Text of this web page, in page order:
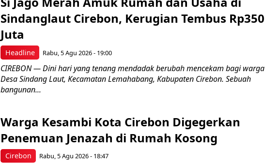
Headline
Sindanglaut Cirebon, Kerugian Tembus Rp350
Juta
Rabu, 5 Agu 2026 - 19:00
CIREBON — Dini hari yang tenang mendadak berubah mencekam bagi warga
Desa Sindang Laut, Kecamatan Lemahabang, Kabupaten Cirebon. Sebuah
bangunan...
Cirebon
Warga Kesambi Kota Cirebon Digegerkan
Penemuan Jenazah di Rumah Kosong
Rabu, 5 Agu 2026 - 18:47